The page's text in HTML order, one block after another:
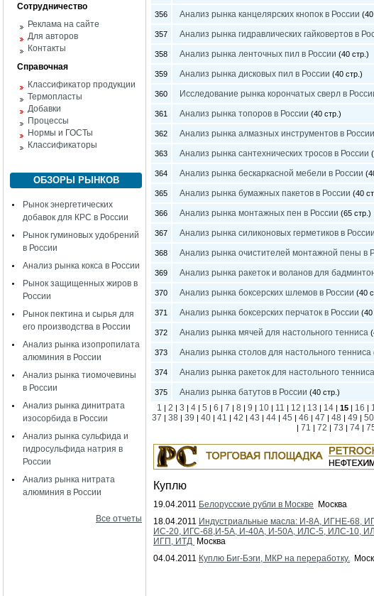
Сотрудничество
Реклама на сайте
Для авторов
Контакты
Справочная
Классификатор продукции
Термопласты
Добавки
Процессы
Нормы и ГОСТы
Классификаторы
ОБЗОРЫ РЫНКОВ
Рынок энергетических
добавок для КРС в России
Рынок гуминовых удобрений
в России
Анализ рынка кокса в России
Рынок защищенных жиров в
России
Рынок пектина и сырья для
его производства в России
Анализ рынка изопропилата
алюминия в России
Анализ рынка тиомочевины
в России
Анализ рынка динитрата
изосорбида в России
Анализ рынка сульфида и
гидросульфида натрия в
России
Анализ рынка нитрата
алюминия в России
Все отчеты
356 Анализ рынка канцелярских кнопок в России (40
357 Анализ рынка гидравлических гайковертов в
358 Анализ рынка ленточных пил в России (40 стр.)
359 Анализ рынка дисковых пил в России (40 стр.)
360 Исследование рынка корончатых сверл в
361 Анализ рынка топоров в России (40 стр.)
362 Анализ рынка алмазных инструментов в России
363 Анализ рынка сантехнических тросов в России
364 Анализ рынка бескаркасной мебели в России
365 Анализ рынка бумажных пакетов в России (40
366 Анализ рынка монтажных пен в России (65 стр.)
367 Анализ рынка силиконовых герметиков в России
368 Анализ рынка очистителей монтажной пены в
369 Анализ рынка ракеток и воланов для
370 Анализ рынка боксерских шлемов в России (40
371 Анализ рынка боксерских перчаток в России (40
372 Анализ рынка мячей для настольного тенниса
373 Анализ рынка столов для настольного тенниса
374 Анализ рынка ракеток для настольного тенниса
375 Анализ рынка батутов в России (40 стр.)
1 | 2 | 3 | 4| 5 | 6 | 7 | 8 | 9 | 10| 11 | 12 | 13 | 14| 15| 16 |
37 | 38 | 39 | 40| 41 | 42 | 43 | 44| 45 | 46 | 47 | 48 | 49 | 50
| 71 | 72 | 73 | 74|
Куплю
19.04.2011 Белорусские рубли в Москве Москва
18.04.2011 Индустриальные масла: И-8А, ИГНЕ-68,
ИС-20, ИГС-68,И-5А, И-40А, И-50А, ИЛС-5, ИЛС-10,
ИГП, ИТД Москва
04.04.2011 Куплю Биг-Бэги, МКР на переработку.